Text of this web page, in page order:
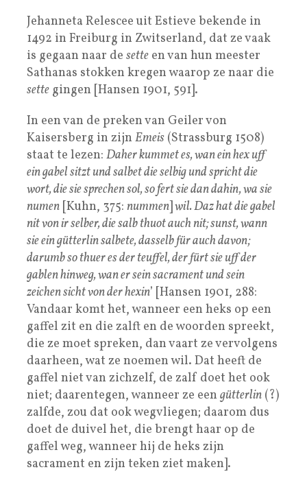
Jehanneta Relescee uit Estieve bekende in
1492 in Freiburg in Zwitserland, dat ze vaak
is gegaan naar de sette en van hun meester
Sathanas stokken kregen waarop ze naar die
sette gingen [Hansen 1901, 591].
In een van de preken van Geiler von
Kaisersberg in zijn Emeis (Strassburg 1508)
staat te lezen: Daher kummet es, wan ein hex uff
ein gabel sitzt und salbet die selbig und spricht die
wort, die sie sprechen sol, so fert sie dan dahin, wa sie
numen [Kuhn, 375: nummen] wil. Daz hat die gabel
nit von ir selber, die salb thuot auch nit; sunst, wann
sie ein gütterlin salbete, dasselb für auch davon;
darumb so thuer es der teuffel, der fürt sie uff der
gablen hinweg, wan er sein sacrament und sein
zeichen sicht von der hexin’ [Hansen 1901, 288:
Vandaar komt het, wanneer een heks op een
gaffel zit en die zalft en de woorden spreekt,
die ze moet spreken, dan vaart ze vervolgens
daarheen, wat ze noemen wil. Dat heeft de
gaffel niet van zichzelf, de zalf doet het ook
niet; daarentegen, wanneer ze een gütterlin (?)
zalfde, zou dat ook wegvliegen; daarom dus
doet de duivel het, die brengt haar op de
gaffel weg, wanneer hij de heks zijn
sacrament en zijn teken ziet maken].